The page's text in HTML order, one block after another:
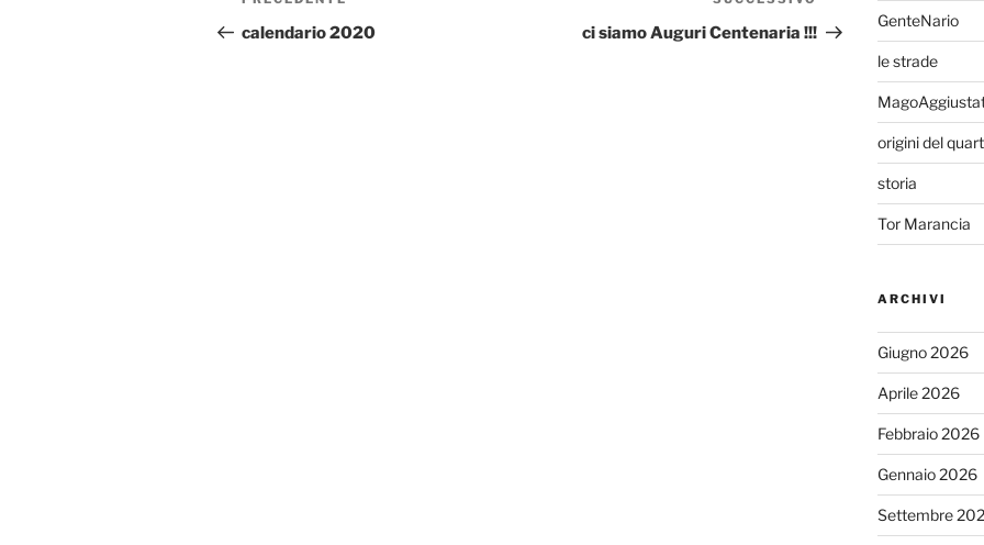
articoli
precedente:
calendario 2020
successivo
ci siamo Auguri Centenaria !!!
GenteNario
le strade
origini del
storia
Tor Marancia
ARCHIVI
Giugno 2026
Aprile 2026
Febbraio 2026
Gennaio 2026
Settembre